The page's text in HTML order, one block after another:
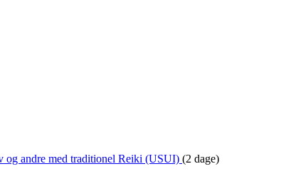
og andre med traditionel Reiki (USUI) (2 dage)